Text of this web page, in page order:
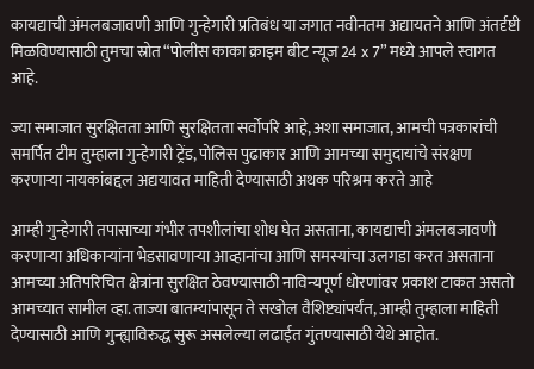
कायद्याची अंमलबजावणी आणि गुन्हेगारी प्रतिबंध या जगात नवीनतम अद्यायतने आणि अंतर्दृष्टी
मिळविण्यासाठी तुमचा स्रोत “पोलीस काका क्राइम बीट न्यूज 24 x 7” मध्ये आपले स्वागत
आहे.
ज्या समाजात सुरक्षितता आणि सुरक्षितता सर्वोपरि आहे, अशा समाजात, आमची पत्रकारांची
समर्पित टीम तुम्हाला गुन्हेगारी ट्रेंड, पोलिस पुढाकार आणि आमच्या समुदायांचे संरक्षण
करणार्‍या नायकांबद्दल अद्ययावत माहिती देण्यासाठी अथक परिश्रम करते आहे
आम्ही गुन्हेगारी तपासाच्या गंभीर तपशीलांचा शोध घेत असताना, कायद्याची अंमलबजावणी
करणार्‍या अधिकार्‍यांना भेडसावणार्‍या आव्हानांचा आणि समस्यांचा उलगडा करत असताना
आमच्या अतिपरिचित क्षेत्रांना सुरक्षित ठेवण्यासाठी नाविन्यपूर्ण धोरणांवर प्रकाश टाकत असतो
आमच्यात सामील व्हा. ताज्या बातम्यांपासून ते सखोल वैशिष्ट्यांपर्यंत, आम्ही तुम्हाला माहिती
देण्यासाठी आणि गुन्ह्याविरुद्ध सुरू असलेल्या लढाईत गुंतण्यासाठी येथे आहोत.